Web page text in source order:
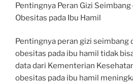
Pentingnya Peran Gizi
Obesitas pada Ibu Hamil
Pentingnya peran gizi seimbang
obesitas pada ibu hamil tidak
data dari Kementerian
obesitas pada ibu hamil